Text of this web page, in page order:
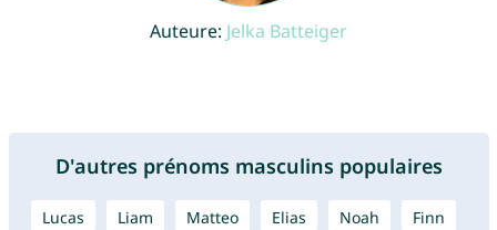
Auteure: Jelka Batteiger
D'autres prénoms masculins populaires
Lucas Liam Matteo Elias Noah Finn